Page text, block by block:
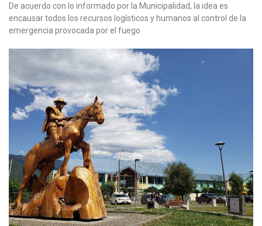
De acuerdo con lo informado por la Municipalidad, la idea es
encausar todos los recursos logísticos y humanos al control de la
emergencia provocada por el fuego